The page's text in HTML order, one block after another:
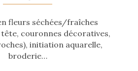
fleurs séchées/fraîches
couronnes décoratives,
initiation aquarelle,
broderie…